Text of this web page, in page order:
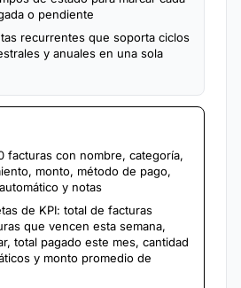
o pendiente
recurrentes que soporta ciclos
y anuales en una sola
facturas con nombre, categoría,
monto, método de pago,
y notas
de KPI: total de facturas
que vencen esta semana,
total pagado este mes, cantidad
y monto promedio de